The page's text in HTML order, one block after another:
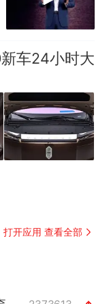
车24小时大
打开应用 查看全部